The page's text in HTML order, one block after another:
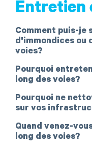
Entretien
Comment puis-je
d'immondices ou
voies?
Pourquoi
long des voies?
Pourquoi ne
sur vos
Quand venez-
long des voies?